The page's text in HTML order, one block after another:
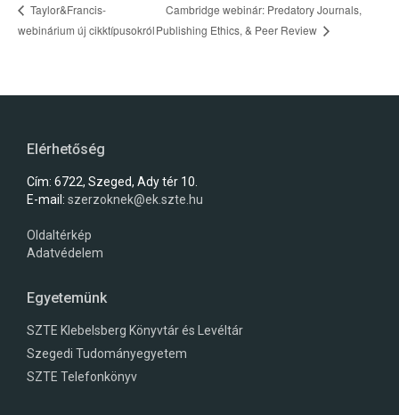
Taylor&Francis-
webinárium új cikktípusokról
Cambridge webinár: Predatory Journals,
Publishing Ethics, & Peer Review
Elérhetőség
Cím: 6722, Szeged, Ady tér 10.
E-mail: szerzoknek@ek.szte.hu
Oldaltérkép
Adatvédelem
Egyetemünk
SZTE Klebelsberg Könyvtár és Levéltár
Szegedi Tudományegyetem
SZTE Telefonkönyv